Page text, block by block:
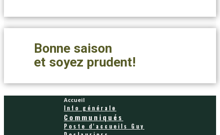
Bonne saison
et soyez prudent!
Accueil
Info générale
Communiqués
Poste d'accueils Guy